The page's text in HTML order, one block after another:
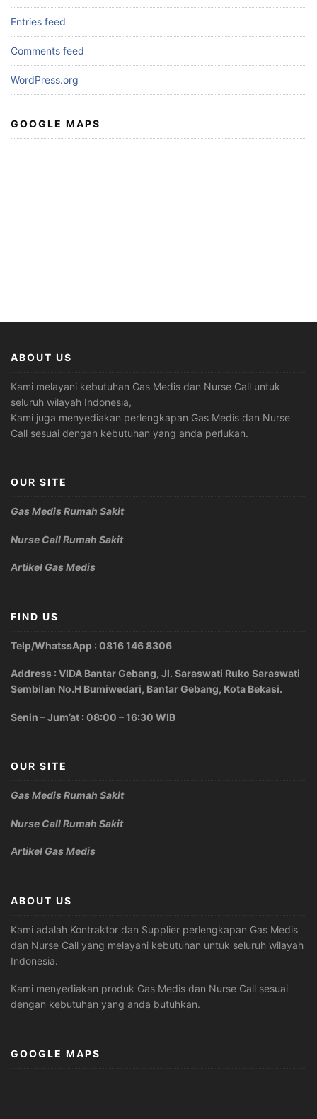
Entries feed
Comments feed
WordPress.org
GOOGLE MAPS
ABOUT US
Kami melayani kebutuhan Gas Medis dan Nurse Call untuk
seluruh wilayah Indonesia,
Kami juga menyediakan perlengkapan Gas Medis dan Nurse
Call sesuai dengan kebutuhan yang anda perlukan.
OUR SITE
Gas Medis Rumah Sakit
Nurse Call Rumah Sakit
Artikel Gas Medis
FIND US
Telp/WhatssApp : 0816 146 8306
Address : VIDA Bantar Gebang, Jl. Saraswati Ruko Saraswati
Sembilan No.H Bumiwedari, Bantar Gebang, Kota Bekasi.
Senin – Jum’at : 08:00 – 16:30 WIB
OUR SITE
Gas Medis Rumah Sakit
Nurse Call Rumah Sakit
Artikel Gas Medis
ABOUT US
Kami adalah Kontraktor dan Supplier perlengkapan Gas Medis
dan Nurse Call yang melayani kebutuhan untuk seluruh wilayah
Indonesia.
Kami menyediakan produk Gas Medis dan Nurse Call sesuai
dengan kebutuhan yang anda butuhkan.
GOOGLE MAPS